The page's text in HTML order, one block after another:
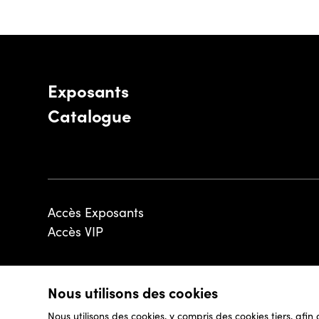
Nous utilisons des cookies
Nous utilisons des cookies, y compris des cookies tiers,
Exposants
Catalogue
Accès Exposants
Accès VIP
© 2026 - Luxembourg Art Week S.A.